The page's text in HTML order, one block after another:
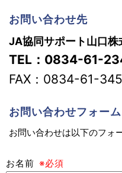
お問い合わせ先
JA協同サポート山口株
TEL：0834-61-
FAX：0834-61-
お問い合わせフォーム
お問い合わせは以下のフォ
お名前 ※必須